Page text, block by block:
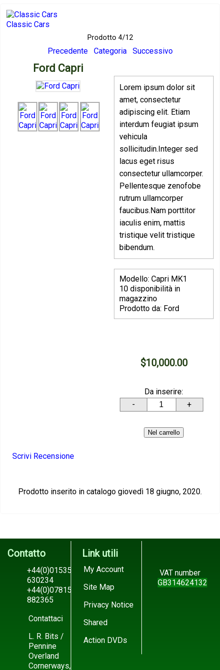
Classic Cars
Prodotto 4/12
Precedente Categoria Successivo
Ford Capri
Lorem ipsum dolor sit
amet, consectetur
adipiscing elit. Etiam
interdum feugiat ipsum
vehicula
sollicitudin.Integer sed
lacus eget risus
consectetur ullamcorper.
Pellentesque zenofobe
rutrum ullamcorper
faucibus.Nam porttitor
iaculis enim, mattis
tristique velit tristique
bibendum.
Modello: Capri MK1
10 disponibilità in
magazzino
Prodotto da: Ford
$10,000.00
Da inserire:
-
+
Scrivi Recensione
Prodotto inserito in catalogo giovedì 18 giugno, 2020.
Contatto
+44(0)01535
630234
+44(0)07815
882365
Contattaci
L. R. Bits /
Pennine
Overland
Cornerways,
Link utili
My Account
Site Map
Privacy Notice
Shared
Action DVDs
VAT number
GB314624132